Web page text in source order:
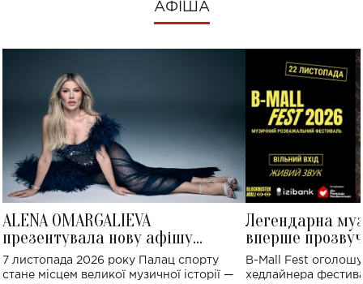
АФІША
ALENA OMARGALIEVA
презентувала нову афішу
великого концерту в Палаці
спорту
7 листопада 2026 року Палац спорту
стане місцем великої музичної історії —
Легендарна
вперше
Україні: де
B-Mall Fest
хедлайнера